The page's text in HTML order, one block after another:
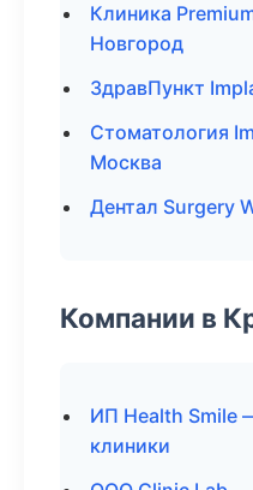
Клиника
Новгород
ЗдравПункт
Стоматология
Москва
Дентал Surgery
Компании в
ИП Health Smile
клиники